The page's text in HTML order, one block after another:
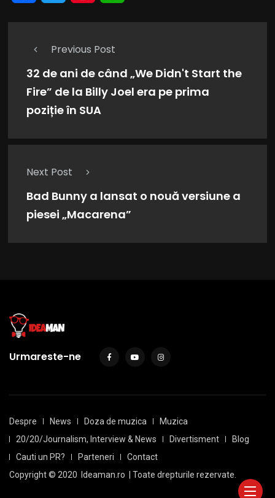
Previous Post
32 de ani de când „We Didn't Start the
Fire” de la Billy Joel era pe prima
poziție în SUA
Next Post
Bad Bunny a lansat o nouă versiune a
piesei „Macarena”
Urmareste-ne
Despre News Doza de muzica
Muzica
20/20/Journalism, Interview & News
Divertisment
Blog
Cauti un PR?
Parteneri
Contact
Copyright © 2020
Ideaman.ro | Toate drepturile rezervate.